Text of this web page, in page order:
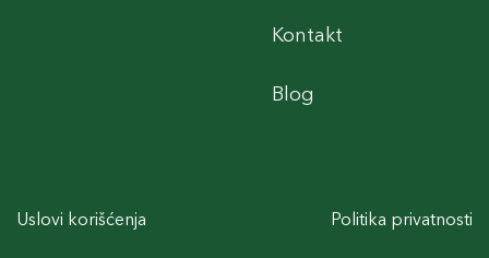
Kontakt
Blog
Uslovi korišćenja Politika privatnosti